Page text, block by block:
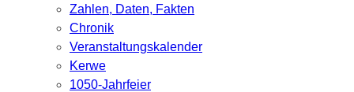
Zahlen, Daten, Fakten
Chronik
Veranstaltungskalender
Kerwe
1050-Jahrfeier